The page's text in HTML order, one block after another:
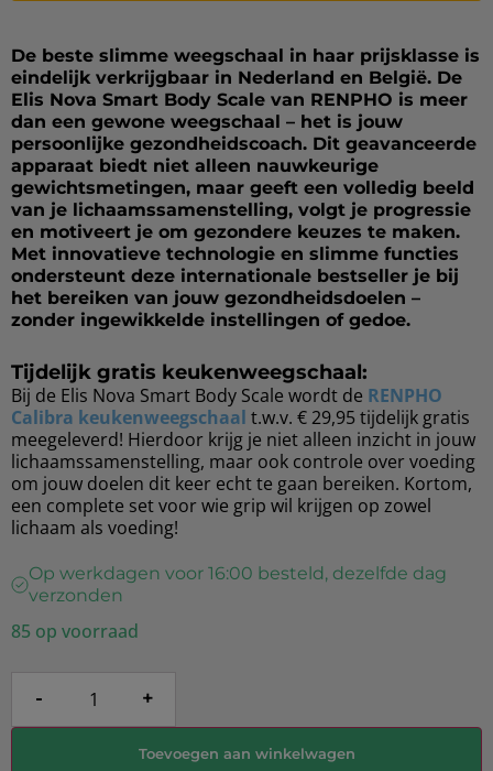
De beste slimme weegschaal in haar prijsklasse is
eindelijk verkrijgbaar in Nederland en België. De
Elis Nova Smart Body Scale van RENPHO is meer
dan een gewone weegschaal – het is jouw
persoonlijke gezondheidscoach. Dit geavanceerde
apparaat biedt niet alleen nauwkeurige
gewichtsmetingen, maar geeft een volledig beeld
van je lichaamssamenstelling, volgt je progressie
en motiveert je om gezondere keuzes te maken.
Met innovatieve technologie en slimme functies
ondersteunt deze internationale bestseller je bij
het bereiken van jouw gezondheidsdoelen –
zonder ingewikkelde instellingen of gedoe.
Tijdelijk gratis keukenweegschaal:
Bij de Elis Nova Smart Body Scale wordt de RENPHO
Calibra keukenweegschaal t.w.v. € 29,95 tijdelijk gratis
meegeleverd! Hierdoor krijg je niet alleen inzicht in jouw
lichaamssamenstelling, maar ook controle over voeding
om jouw doelen dit keer echt te gaan bereiken. Kortom,
een complete set voor wie grip wil krijgen op zowel
lichaam als voeding!
Op werkdagen voor 16:00 besteld, dezelfde dag
verzonden
85 op voorraad
- +
Toevoegen aan winkelwagen